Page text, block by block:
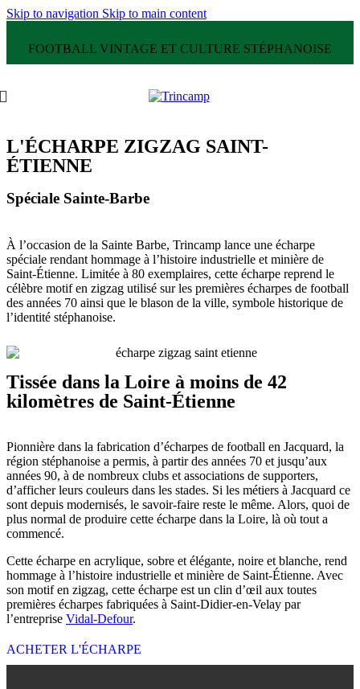
Skip to navigation Skip to main content
FOOTBALL VINTAGE ET CULTURE STÉPHANOISE
L'ÉCHARPE ZIGZAG SAINT-
ÉTIENNE
Spéciale Sainte-Barbe
À l’occasion de la Sainte Barbe, Trincamp lance une écharpe
spéciale rendant hommage à l’histoire industrielle et minière de
Saint-Étienne. Limitée à 80 exemplaires, cette écharpe reprend le
célèbre motif en zigzag utilisé sur les premières écharpes de football
des années 70 ainsi que le blason de la ville, symbole historique de
l’identité stéphanoise.
Tissée dans la Loire à moins de 42
kilomètres de Saint-Étienne
Pionnière dans la fabrication d’écharpes de football en Jacquard, la
région stéphanoise a permis, à partir des années 70 et jusqu’aux
années 90, à de nombreux clubs et associations de supporters,
d’afficher leurs couleurs dans les stades. Si les métiers à Jacquard ce
sont depuis modernisés, le savoir-faire reste le même. Alors, quoi de
plus normal de produire cette écharpe dans la Loire, là où tout a
commencé.
Cette écharpe en acrylique, sobre et élégante, noire et blanche, rend
hommage à l’histoire industrielle et minière de Saint-Étienne. Avec
son motif en zigzag, cette écharpe est un clin d’œil aux toutes
premières écharpes fabriquées à Saint-Didier-en-Velay par
l’entreprise Vidal-Defour.
ACHETER L'ÉCHARPE